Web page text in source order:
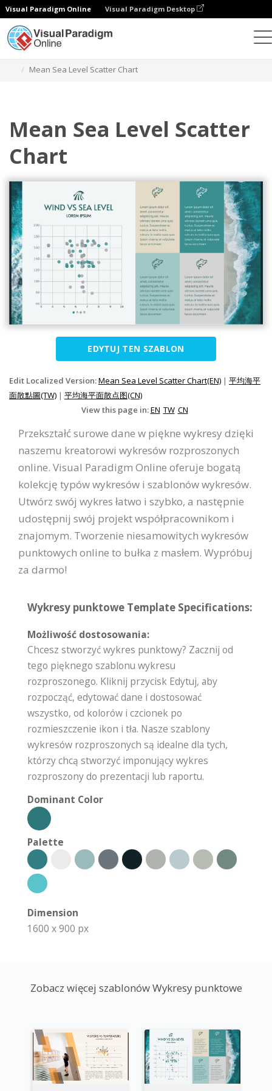
Visual Paradigm Online Visual Paradigm Desktop
Mean Sea Level Scatter Chart
Mean Sea Level Scatter
Chart
EDYTUJ TEN SZABLON
Edit Localized Version:Mean Sea Level Scatter Chart(EN) | 平均海平
面散點圖(TW) | 平均海平面散点图(CN)
View this page in:EN TW CN
Przekształć surowe dane w piękne wykresy dzięki
naszemu kreatorowi wykresów rozproszonych
online. Visual Paradigm Online oferuje bogatą
kolekcję typów wykresów i szablonów wykresów.
Utwórz swój wykres łatwo i szybko, a następnie
udostępnij swój projekt współpracownikom i
znajomym. Tworzenie niesamowitych wykresów
punktowych online to bułka z masłem. Wypróbuj
za darmo!
Wykresy punktowe Template Specifications:
Możliwość dostosowania:
Chcesz stworzyć wykres punktowy? Zacznij od
tego pięknego szablonu wykresu
rozproszonego. Kliknij przycisk Edytuj, aby
rozpocząć, edytować dane i dostosować
wszystko, od kolorów i czcionek po
rozmieszczenie ikon i tła. Nasze szablony
wykresów rozproszonych są idealne dla tych,
którzy chcą stworzyć imponujący wykres
rozproszony do prezentacji lub raportu.
Dominant Color
Palette
Dimension
1600 x 900 px
Zobacz więcej szablonów Wykresy punktowe